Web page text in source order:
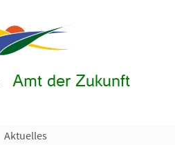
Amt der Zukunft
Aktuelles